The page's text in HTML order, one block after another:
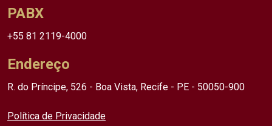
PABX
+55 81 2119-4000
Endereço
R. do Príncipe, 526 - Boa Vista, Recife - PE - 50050-900
Política de Privacidade